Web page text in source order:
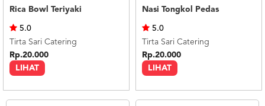
Rica Bowl Teriyaki
LIHAT
5.0
Tirta Sari Catering
Rp.20.000
Nasi Tongkol Pedas
LIHAT
5.0
Tirta Sari Catering
Rp.20.000